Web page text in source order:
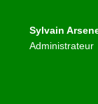
Sylvain
Administrateur